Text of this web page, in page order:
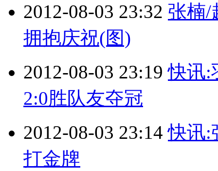
2012-08-03 23:32 张楠/
拥抱庆祝(图)
2012-08-03 23:19 快讯:
2:0胜队友夺冠
2012-08-03 23:14 快讯:
打金牌